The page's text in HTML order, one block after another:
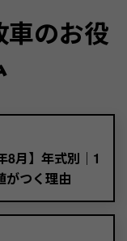
車のお役
8月】年式別｜1
がつく理由